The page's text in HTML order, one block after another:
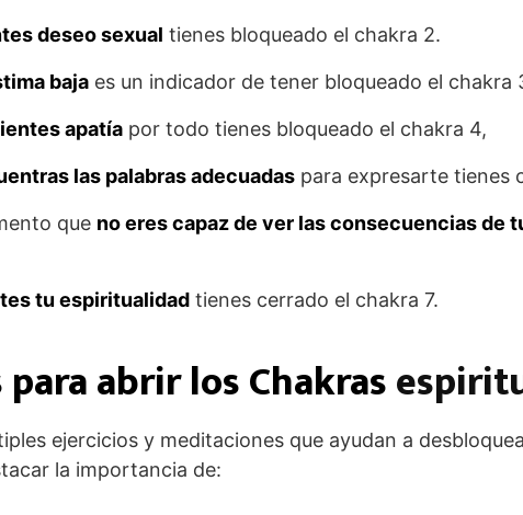
deseo sexual tienes bloqueado el chakra 2.
baja es un indicador de tener bloqueado el chakra
apatía por todo tienes bloqueado el chakra 4,
las palabras adecuadas para expresarte tienes
que no eres capaz de ver las consecuencias de
tu espiritualidad tienes cerrado el chakra 7.
para abrir los Chakras
ejercicios y meditaciones que ayudan a
la importancia de: